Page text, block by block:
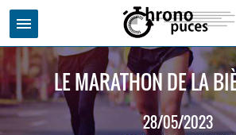
menu
LE MARATHON DE LA
28/05/2023